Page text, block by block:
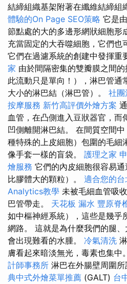
結締組織基架附著在纖維結締組
體驗的On Page SEO策略 它是
節點處的大的多邊形網狀細胞形
充當固定的大吞噬細胞，它們也
它們在過濾系統的創建中發揮重
家 由於間隔密集的雙瓣膜之間
此流動只是單向！），淋巴管通
大小的淋巴結（淋巴管）。 社團
按摩服務 新竹高評價外燴方案
血管，在凸側進入豆狀器官，而
凹側離開淋巴結。 在間質空間
種特殊的上皮細胞）包圍的毛細
像手套一樣的盲袋。 護理之家
燴服務 它們的內皮細胞很容易
比膠體大的顆粒）。 適合您的
Analytics教學 未被毛細血管吸
巴管帶走。 天花板 漏水 豐原脊
如中樞神經系統），這些是幾乎
網路。 這就是為什麼我們的腿
會出現難看的水腫。 冷氣清洗
膚看起來暗淡無光，毒素也集中
計師事務所 淋巴在外腸壁周圍
典中式外燴菜單推薦 (GALT) 台